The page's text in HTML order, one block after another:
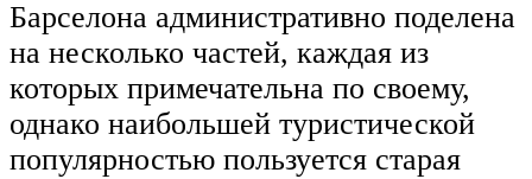
Барселона административно поделена
на несколько частей, каждая из
которых примечательна по своему,
однако наибольшей туристической
популярностью пользуется старая